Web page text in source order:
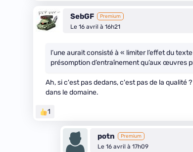
SebGF Premium
Le 16 avril à 16h21
l’une aurait consisté à « limiter l’effet du
présomption d’entraînement qu’aux œuvres
Ah, si c'est pas dedans, c'est pas de la qualité
dans le domaine.
1
potn Premium
Le 16 avril à 17h09